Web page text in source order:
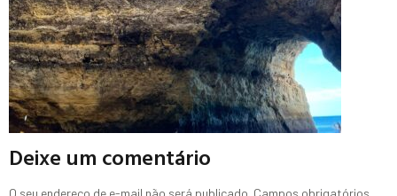
Deixe um comentário
O seu endereço de e-mail não será publicado. Campos obrigatórios